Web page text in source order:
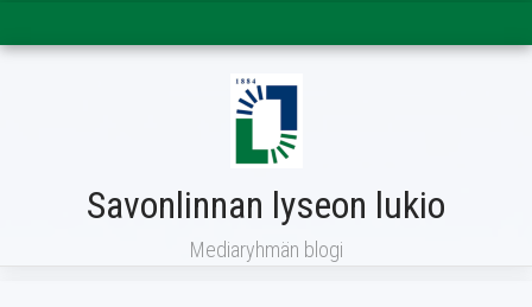
Savonlinnan lyseon lukio
Mediaryhmän blogi